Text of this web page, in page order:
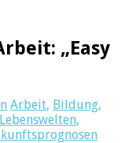
„Easy
Arbeit, Bildung,
Lebenswelten,